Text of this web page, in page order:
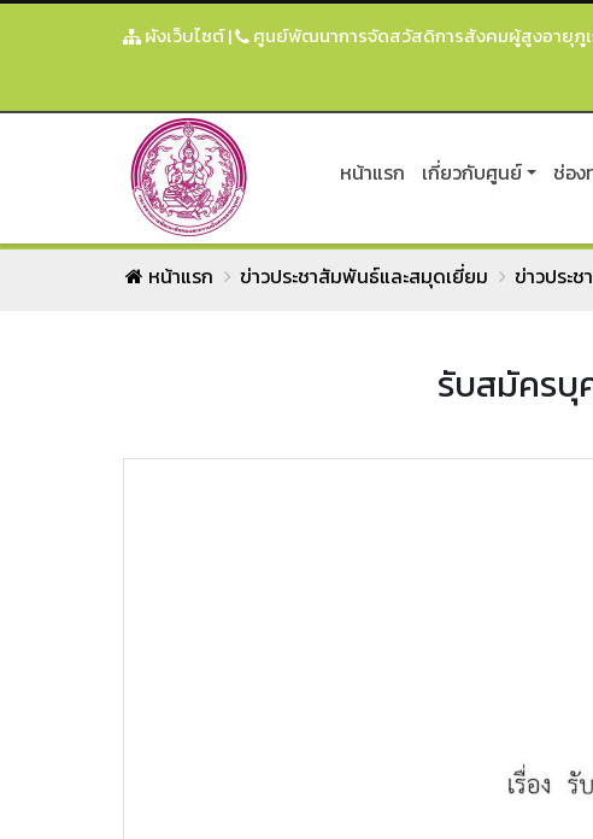
ผังเว็บไซต์| ศูนย์พัฒนาการจัดสวัสดิการสังคมผู้สูงอายุภู
หน้าแรก เกี่ยวกับศูนย์ ช่อง
หน้าแรก ข่าวประชาสัมพันธ์และสมุดเยี่ยม ข่าวประ
รับสมัครบุ